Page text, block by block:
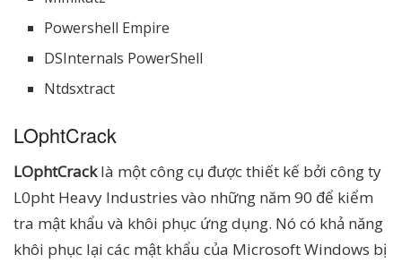
Powershell Empire
DSInternals PowerShell
Ntdsxtract
LOphtCrack
LOphtCracklà một công cụ được thiết kế bởi công ty
L0pht Heavy Industries vào những năm 90 để kiểm
tra mật khẩu và khôi phục ứng dụng. Nó có khả năng
khôi phục lại các mật khẩu của Microsoft Windows bị